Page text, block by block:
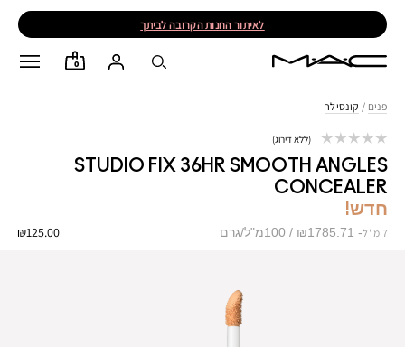
לאיתור החנות הקרובה לביתך
0
פנים / קונסילר
STUDIO FIX 36HR SMOOTH ANGLES
CONCEALER
חדש!
₪125.00 7 מ"ל ₪1785.71 / 100מ"ל/גרם
ללא דירוג